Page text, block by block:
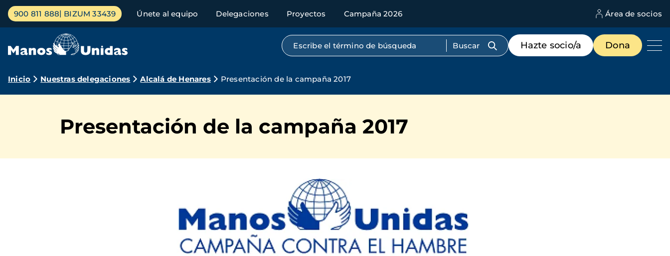
Pasar
contenido
Menú
principal
900 811 888 BIZUM 33439 Únete al equipo Delegaciones Proyectos Campaña 2026 Área de socios
Búsqueda por texto completo
Menú
de
destacados
Hazte socio/a Dona
Ruta
navegación
Inicio Nuestras delegaciones Alcalá de Henares Presentación de la campaña 2017
Presentación de la campaña 2017